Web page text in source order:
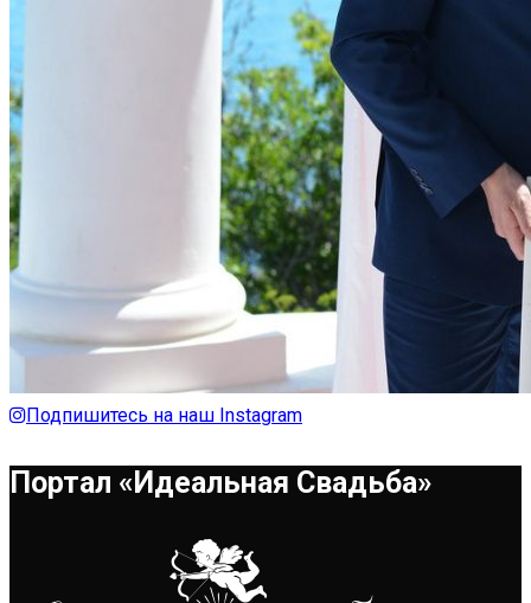
Подпишитесь на наш Instagram
Портал «Идеальная Свадьба»